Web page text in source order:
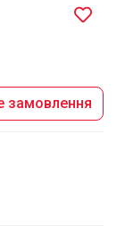
замовлення